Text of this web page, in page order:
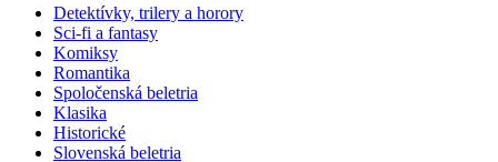
Detektívky, trilery a horory
Sci-fi a fantasy
Komiksy
Romantika
Spoločenská beletria
Klasika
Historické
Slovenská beletria